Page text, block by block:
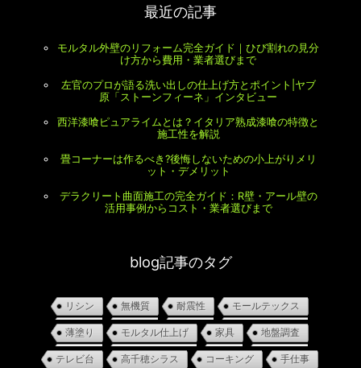
最近の記事
モルタル外壁のリフォーム完全ガイド｜ひび割れの見分
け方から費用・業者選びまで
左官のプロが語る洗い出しの仕上げ方とポイント|ヤブ
原「ストーンフィーネ」インタビュー
西洋漆喰ピュアライムとは？イタリア熟成漆喰の特徴と
施工性を解説
畳コーナーは作るべき?後悔しないための小上がりメリ
ット・デメリット
デラクリート曲面施工の完全ガイド：R壁・アール壁の
活用事例からコスト・業者選びまで
blog記事のタグ
リシン 無機質 耐震性 モールテックス
薄塗り モルタル仕上げ 家具 地盤調査
テレビ台 高千穂シラス コーキング 手仕事